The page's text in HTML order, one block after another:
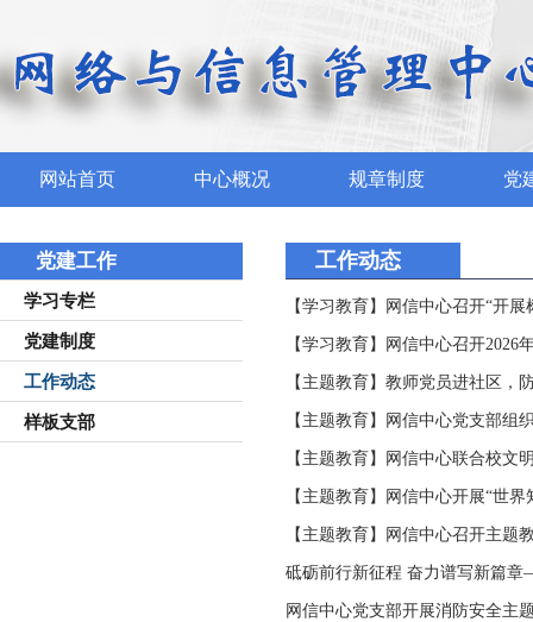
网站首页 中心概况 规章制度 党
党建工作
学习专栏
党建制度
工作动态
样板支部
工作动态
【学习教育】网信中心召开“开
【学习教育】网信中心召开2026
【主题教育】教师党员进社区
【主题教育】网信中心党支部组
【主题教育】网信中心联合校文
【主题教育】网信中心开展“世
【主题教育】网信中心召开主题
砥砺前行新征程 奋力谱写新篇
网信中心党支部开展消防安全主